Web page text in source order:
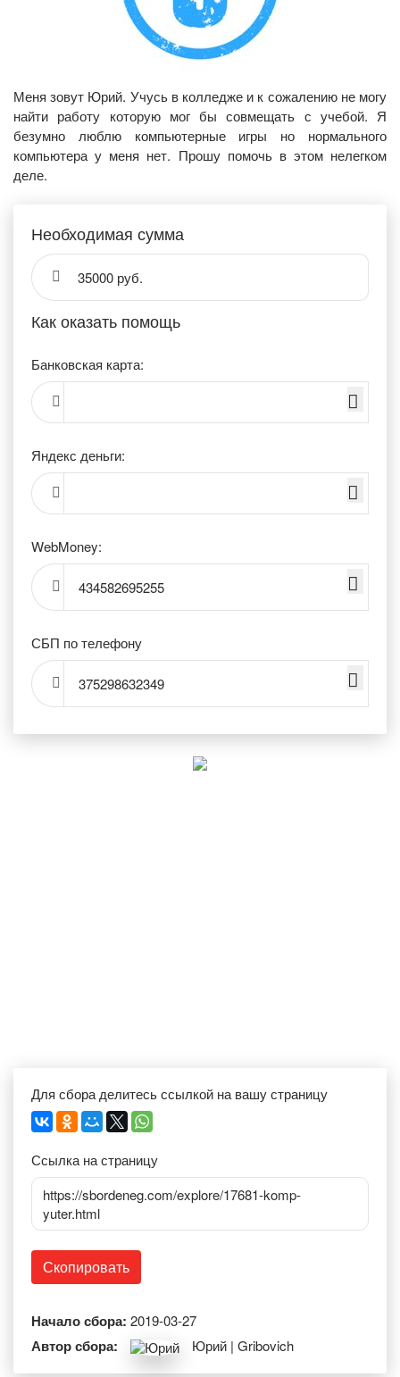
Меня зовут Юрий. Учусь в колледже и к сожалению не могу
найти работу которую мог бы совмещать с учебой. Я
безумно люблю компьютерные игры но нормального
компьютера у меня нет. Прошу помочь в этом нелегком
деле.
Необходимая сумма
35000 руб.
Как оказать помощь
Банковская карта:
Яндекс деньги:
WebMoney:
434582695255
СБП по телефону
375298632349
Для сбора делитесь ссылкой на вашу страницу
Ссылка на страницу
https://sbordeneg.com/explore/17681-komp-
yuter.html
Скопировать
Начало сбора: 2019-03-27
Автор сбора: Юрий | Gribovich